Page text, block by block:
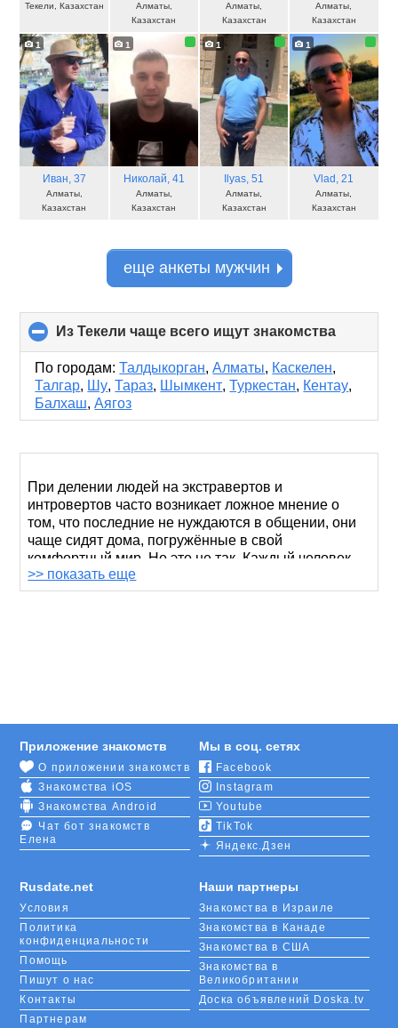
Текели, Казахстан
Алматы,
Казахстан
Алматы,
Казахстан
Алматы,
Казахстан
1
Иван, 37
Алматы,
Казахстан
1
Николай, 41
Алматы,
Казахстан
1
Ilyas, 51
Алматы,
Казахстан
1
Vlad , 21
Алматы,
Казахстан
еще анкеты мужчин
Из Текели чаще всего ищут знакомства
to
contents
По городам: Талдыкорган,Алматы, Каскелен,
Талгар, Шу,Тараз, Шымкент,Туркестан, Кентау,
Балхаш,Аягоз
При делении людей на экстравертов и
интровертов часто возникает ложное мнение о
том, что последние не нуждаются в общении, они
чаще сидят дома, погружённые в свой
комфортный мир. Но это не так. Каждый человек
нуждается в общении, в обмене мыслями и
чувствами. Просто интроверты нуждаются в
Ваши поиски увенчаются успехом.
Не важно, интроверт ли Вы, ищущий соулмейта,
или экстраверт, нуждающийся в свежем глотке
интересного общения и новых ощущениях. Если
Вы зашли на эту страницу, Вам определённо стоит
зарегистрироваться и заполнить анкету.
Подумайте о том, что знакомства в Текели могут
изменить Вашу жизнь если не кардинально, то
внести нотки разнообразия, и скорее решайтесь!
>> показать еще
Rusdate.net
Условия
Политика
конфиденциальности
Помощь
Пишут о нас
Контакты
Партнерам
Приложение знакомств
О приложении знакомств
Знакомства iOS
Знакомства Android
Чат бот знакомств
Елена
Мы в соц. сетях
Facebook
Instagram
Youtube
TikTok
Яндекс.Дзен
Наши партнеры
Знакомства в Израиле
Знакомства в Канаде
Знакомства в США
Знакомства в
Великобритании
Доска объявлений Doska.tv